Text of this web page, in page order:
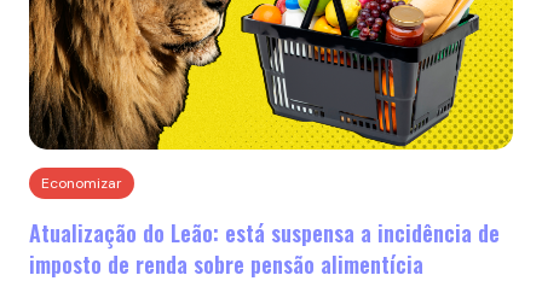
Economizar
Atualização do Leão: está suspensa a incidência de
imposto de renda sobre pensão alimentícia